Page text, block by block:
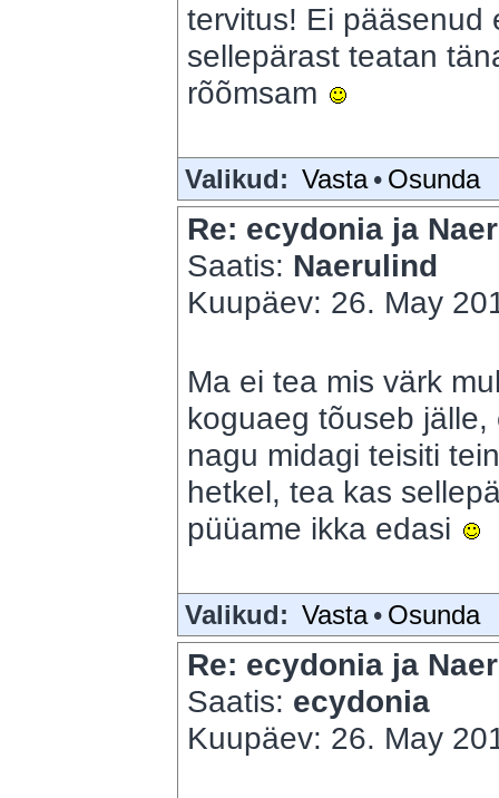
tervitus! Ei pääsenud
sellepärast teatan
rõõmsam
Valikud: Vasta • Osunda
Re: ecydonia ja
Saatis: Naerulind
Kuupäev: 26. May
Ma ei tea mis värk
koguaeg tõuseb
nagu midagi teisiti
hetkel, tea kas
püüame ikka edasi
Valikud: Vasta • Osunda
Re: ecydonia ja
Saatis: ecydonia
Kuupäev: 26. May